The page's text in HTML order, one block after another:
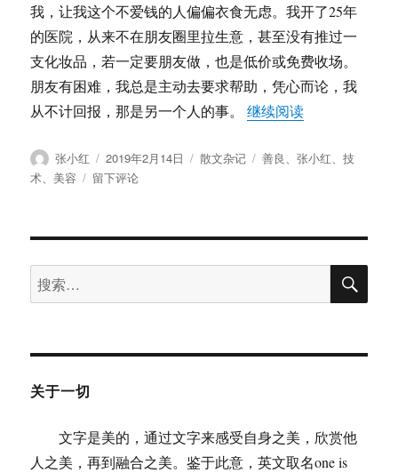
我，让我这个不爱钱的人偏偏衣食无虑。我开了25年
的医院，从来不在朋友圈里拉生意，甚至没有推过一
支化妆品，若一定要朋友做，也是低价或免费收场。
朋友有困难，我总是主动去要求帮助，凭心而论，我
从不计回报，那是另一个人的事。继续阅读“张小红：若
作
者
张小红
发
布
2019年2月14日
分
散文杂记
标
善良、张小红、技
术、 美容
于
红：
人
都
吃
粪
留下评论
搜
索：
搜
关于一切
文字是美的，通过文字来感受自身之美，欣赏他
人之美，再到融合之美。鉴于此意，英文取名one is